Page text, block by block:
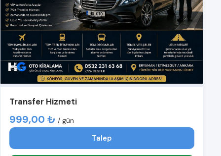
Transfer Hizmeti
999,00 ₺ / gün
Talep